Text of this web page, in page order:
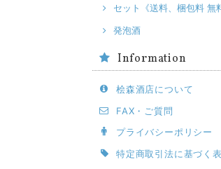
セット《送料、梱包料 無
発泡酒
Information
桧森酒店について
FAX・ご質問
プライバシーポリシー
特定商取引法に基づく